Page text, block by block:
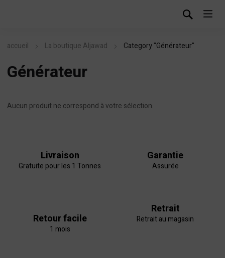
accueil La boutique Aljawad Category "Générateur"
Générateur
Aucun produit ne correspond à votre sélection.
Livraison
Gratuite pour les 1 Tonnes
Garantie
Assurée
Retour facile
1 mois
Retrait
Retrait au magasin